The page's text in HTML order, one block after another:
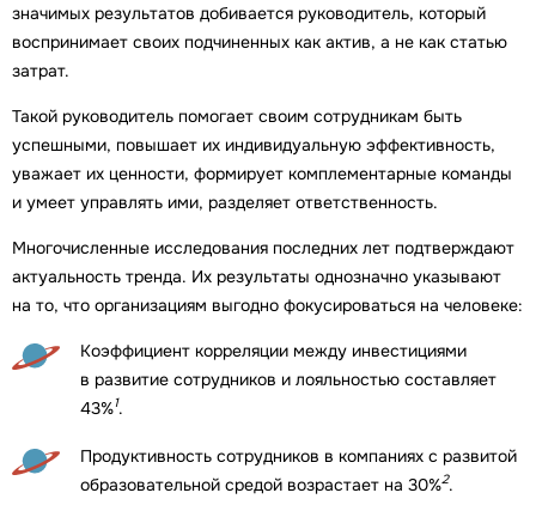
значимых результатов добивается руководитель, который
воспринимает своих подчиненных как актив, а не как статью
затрат.
Такой руководитель помогает своим сотрудникам быть
успешными, повышает их индивидуальную эффективность,
уважает их ценности, формирует комплементарные команды
и умеет управлять ими, разделяет ответственность.
Многочисленные исследования последних лет подтверждают
актуальность тренда. Их результаты однозначно указывают
на то, что организациям выгодно фокусироваться на человеке:
Коэффициент корреляции между инвестициями
в развитие сотрудников и лояльностью составляет
43%1.
Продуктивность сотрудников в компаниях с развитой
образовательной средой возрастает на 30%2.